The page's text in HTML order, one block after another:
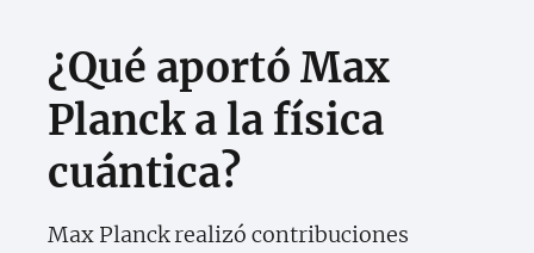
¿Qué aportó Max
Planck a la física
cuántica?
Max Planck realizó contribuciones